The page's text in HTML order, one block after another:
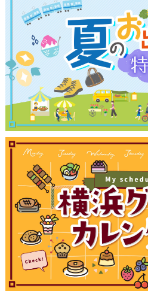
ランキング
ブログ記事
サイトについて